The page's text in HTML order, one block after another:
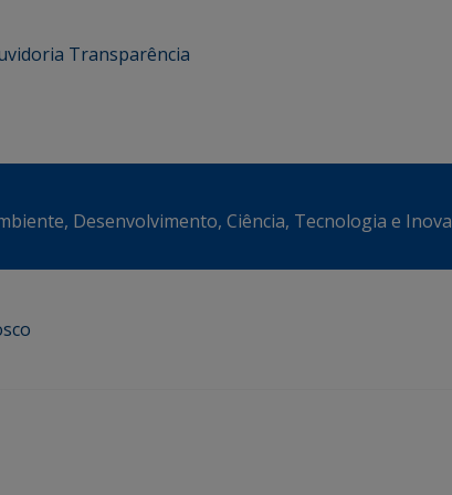
Transparência
Desenvolvimento, Ciência, Tecnologia e